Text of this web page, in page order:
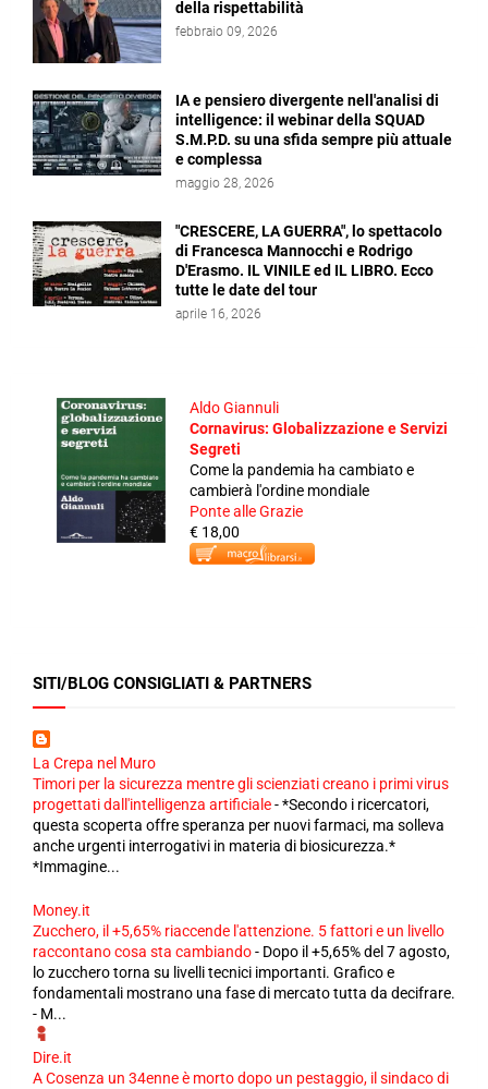
della rispettabilità
febbraio 09, 2026
IA e pensiero divergente nell'analisi di
intelligence: il webinar della SQUAD
S.M.P.D. su una sfida sempre più attuale
e complessa
maggio 28, 2026
"CRESCERE, LA GUERRA", lo spettacolo
di Francesca Mannocchi e Rodrigo
D'Erasmo. IL VINILE ed IL LIBRO. Ecco
tutte le date del tour
aprile 16, 2026
Aldo Giannuli
Cornavirus: Globalizzazione e Servizi
Segreti
Come la pandemia ha cambiato e
cambierà l'ordine mondiale
Ponte alle Grazie
€ 18,00
SITI/BLOG CONSIGLIATI & PARTNERS
La Crepa nel Muro
Timori per la sicurezza mentre gli scienziati creano i primi virus
progettati dall'intelligenza artificiale-*Secondo i ricercatori,
questa scoperta offre speranza per nuovi farmaci, ma solleva
anche urgenti interrogativi in ​​materia di biosicurezza.*
*Immagine...
Money.it
Zucchero, il +5,65% riaccende l'attenzione. 5 fattori e un livello
raccontano cosa sta cambiando- Dopo il +5,65% del 7 agosto,
lo zucchero torna su livelli tecnici importanti. Grafico e
fondamentali mostrano una fase di mercato tutta da decifrare.
- M...
Dire.it
A Cosenza un 34enne è morto dopo un pestaggio, il sindaco di